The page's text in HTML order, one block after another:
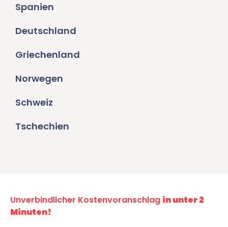
Spanien
Deutschland
Griechenland
Norwegen
Schweiz
Tschechien
Unverbindlicher Kostenvoranschlag in unter 2
Minuten!